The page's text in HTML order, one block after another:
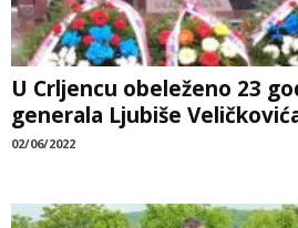
U Crljencu obeleženo 23
generala Ljubiše
02/06/2022